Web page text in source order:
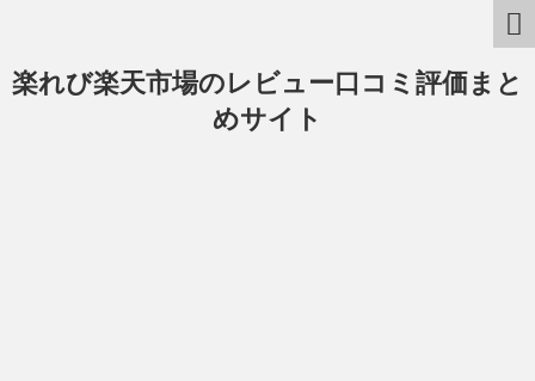
楽れび楽天市場のレビュー口コミ評価まと
めサイト